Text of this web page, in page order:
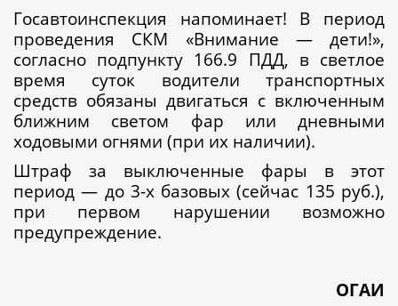
Госавтоинспекция напоминает! В период
проведения СКМ «Внимание — дети!»,
согласно подпункту 166.9 ПДД, в светлое
время суток водители транспортных
средств обязаны двигаться с включенным
ближним светом фар или дневными
ходовыми огнями (при их наличии).
Штраф за выключенные фары в этот
период — до 3-х базовых (сейчас 135 руб.),
при первом нарушении возможно
предупреждение.
ОГАИ